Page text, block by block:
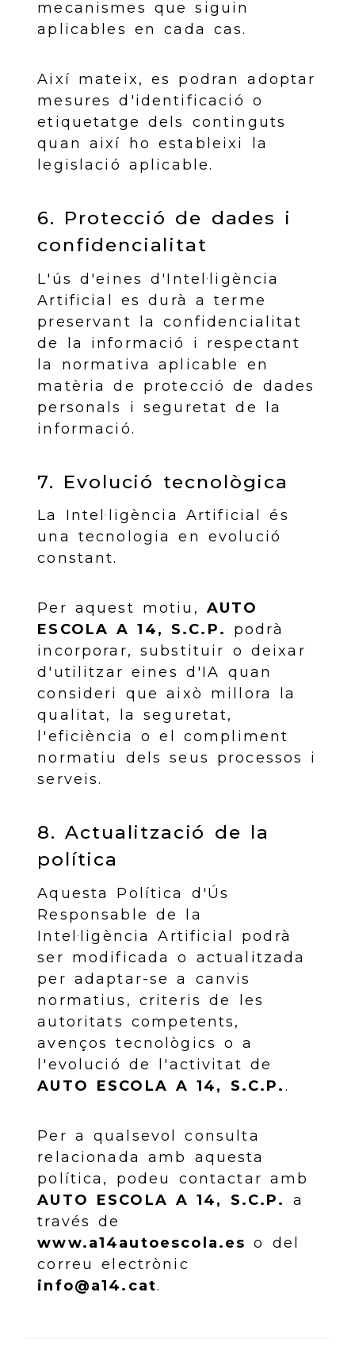
mecanismes que siguin
aplicables en cada cas.
Així mateix, es podran adoptar
mesures d'identificació o
etiquetatge dels continguts
quan així ho estableixi la
legislació aplicable.
6. Protecció de dades i
confidencialitat
L'ús d'eines d'Intel·ligència
Artificial es durà a terme
preservant la confidencialitat
de la informació i respectant
la normativa aplicable en
matèria de protecció de dades
personals i seguretat de la
informació.
7. Evolució tecnològica
La Intel·ligència Artificial és
una tecnologia en evolució
constant.
Per aquest motiu, AUTO
ESCOLA A 14, S.C.P.
podrà
incorporar, substituir o deixar
d'utilitzar eines d'IA quan
consideri que això millora la
qualitat, la seguretat,
l'eficiència o el compliment
normatiu dels seus processos i
serveis.
8. Actualització de la
política
Aquesta Política d'Ús
Responsable de la
Intel·ligència Artificial podrà
ser modificada o actualitzada
per adaptar-se a canvis
normatius, criteris de les
autoritats competents,
avenços tecnològics o a
l'evolució de l'activitat de
AUTO ESCOLA A 14, S.C.P..
Per a qualsevol consulta
relacionada amb aquesta
política, podeu contactar amb
AUTO ESCOLA A 14, S.C.P.
a
través de
www.a14autoescola.es o del
correu electrònic
info@a14.cat.